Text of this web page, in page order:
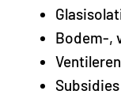
Bodem-,
Ventileren
Subsidies